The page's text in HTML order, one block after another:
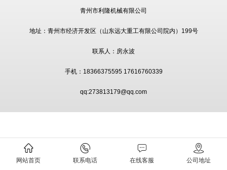
网站首页 联系电话 在线客服 公司地址
青州市利隆机械有限公司
地址：青州市经济开发区（山东远大重工有限公司院内）199号
联系人：房永波
手机：18366375595 17616760339
qq:273813179@qq.com